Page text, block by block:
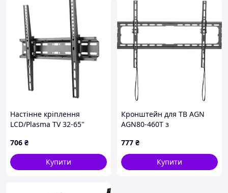
Настінне кріплення
LCD/Plasma TV 32-65"
навантаження: до 35 кг
706 ₴
Купити
Кронштейн для ТВ AGN
AGN80-460T з
кг/max.VESA 600x400/Black
777 ₴
Купити